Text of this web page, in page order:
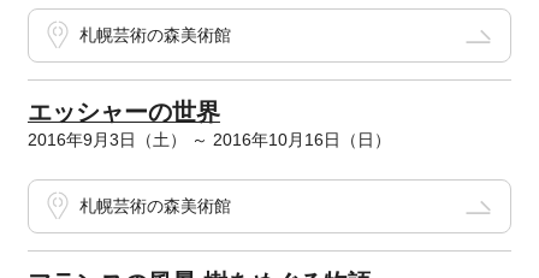
札幌芸術の森美術館
エッシャーの世界
2016年9月3日（土） ～ 2016年10月16日（日）
札幌芸術の森美術館